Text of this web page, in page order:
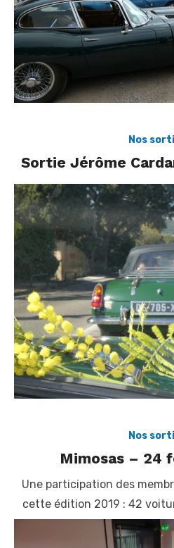
Nos
Sortie Jérôme
Nos
Mimosas – 24
Une participation des
cette édition 2019 : 42